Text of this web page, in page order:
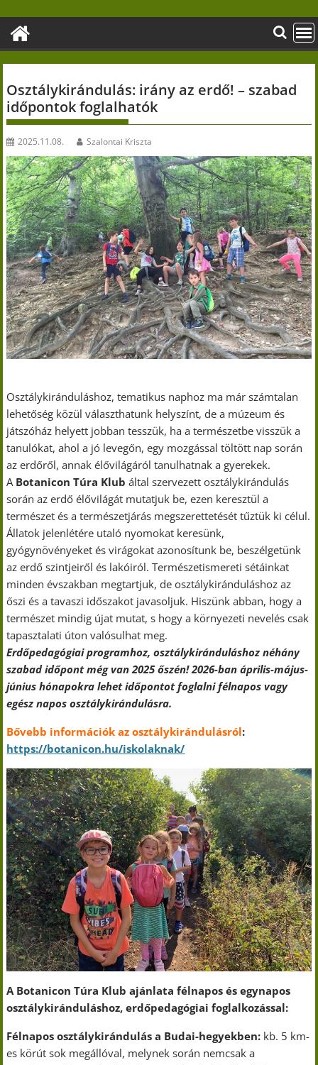
content
Osztálykirándulás: irány az erdő! – szabad
időpontok foglalhatók
2025.11.08. Szalontai Kriszta
Osztálykiránduláshoz, tematikus naphoz ma már számtalan
lehetőség közül választhatunk helyszínt, de a múzeum és
játszóház helyett jobban tesszük, ha a természetbe visszük a
tanulókat, ahol a jó levegőn, egy mozgással töltött nap során
az erdőről, annak élővilágáról tanulhatnak a gyerekek.
A Botanicon Túra Klub által szervezett osztálykirándulás
során az erdő élővilágát mutatjuk be, ezen keresztül a
természet és a természetjárás megszerettetését tűztük ki célul.
Állatok jelenlétére utaló nyomokat keresünk,
gyógynövényeket és virágokat azonosítunk be, beszélgetünk
az erdő szintjeiről és lakóiról. Természetismereti sétáinkat
minden évszakban megtartjuk, de osztálykiránduláshoz az
őszi és a tavaszi időszakot javasoljuk. Hiszünk abban, hogy a
természet mindig újat mutat, s hogy a környezeti nevelés csak
tapasztalati úton valósulhat meg.
Erdőpedagógiai programhoz, osztálykiránduláshoz néhány
szabad időpont még van 2025 őszén! 2026-ban április-május-
június hónapokra lehet időpontot foglalni félnapos vagy
egész napos osztálykirándulásra.
Bővebb információk az osztálykirándulásról:
https://botanicon.hu/iskolaknak/
A Botanicon Túra Klub ajánlata félnapos és egynapos
osztálykiránduláshoz, erdőpedagógiai foglalkozással:
Félnapos osztálykirándulás a Budai-hegyekben: kb. 5 km-
es körút sok megállóval, melynek során nemcsak a